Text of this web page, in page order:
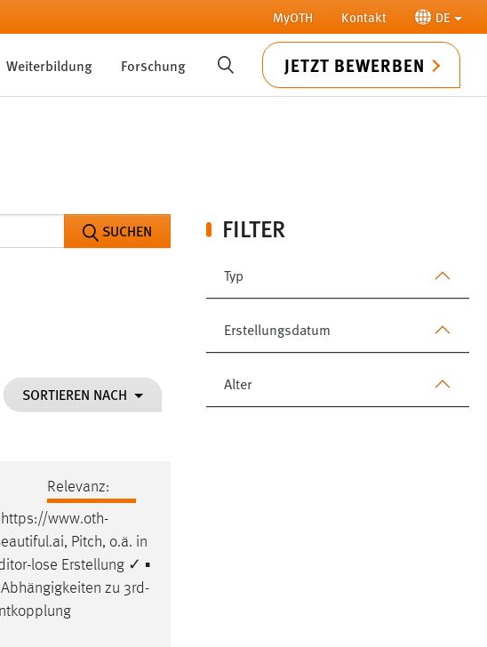
MyOTH Kontakt DE
Weiterbildung Forschung SUCHE JETZT BEWERBEN
FILTER
Typ
Erstellungsdatum
Alter
SUCHEN
SORTIEREN NACH
Relevanz:
https://www.oth-
Pitch, o.ä. in
lose Erstellung ✓ ▪
zu 3rd-